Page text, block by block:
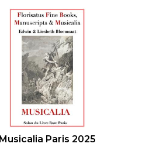
Musicalia Paris 2025